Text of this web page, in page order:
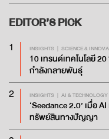
EDITOR’SPICK
1 INSIGHTS SCIENCE &
10 เทรนด์เทคโนโลยี
กำลังกลายพันธุ์
2 INSIGHTS AI & TECHNOLOGY
‘Seedance 2.0’ เมื่อ
ทรัพย์สินทางปัญญา